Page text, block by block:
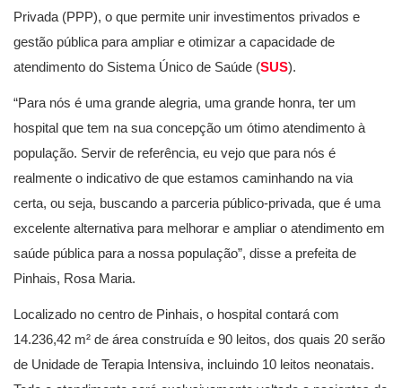
Privada (PPP), o que permite unir investimentos privados e
gestão pública para ampliar e otimizar a capacidade de
atendimento do Sistema Único de Saúde (SUS).
“Para nós é uma grande alegria, uma grande honra, ter um
hospital que tem na sua concepção um ótimo atendimento à
população. Servir de referência, eu vejo que para nós é
realmente o indicativo de que estamos caminhando na via
certa, ou seja, buscando a parceria público-privada, que é uma
excelente alternativa para melhorar e ampliar o atendimento em
saúde pública para a nossa população”, disse a prefeita de
Pinhais, Rosa Maria.
Localizado no centro de Pinhais, o hospital contará com
14.236,42 m² de área construída e 90 leitos, dos quais 20 serão
de Unidade de Terapia Intensiva, incluindo 10 leitos neonatais.